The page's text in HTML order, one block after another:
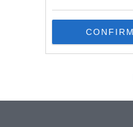
CONFIRM
e il Maresciallo
che gli ripeteva spesso un
sapeva che non si poteva
capacità. Poi si mise a lavorare